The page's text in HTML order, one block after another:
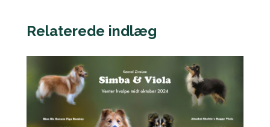
Relaterede indlæg